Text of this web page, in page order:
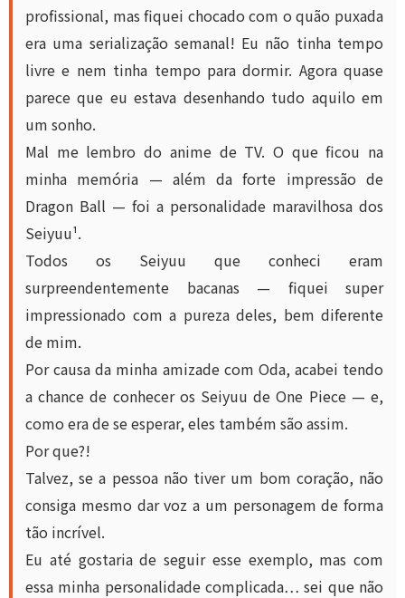
profissional, mas fiquei chocado com o quão puxada
era uma serialização semanal! Eu não tinha tempo
livre e nem tinha tempo para dormir. Agora quase
parece que eu estava desenhando tudo aquilo em
um sonho.
Mal me lembro do anime de TV. O que ficou na
minha memória — além da forte impressão de
Dragon Ball — foi a personalidade maravilhosa dos
Seiyuu¹.
Todos os Seiyuu que conheci eram
surpreendentemente bacanas — fiquei super
impressionado com a pureza deles, bem diferente
de mim.
Por causa da minha amizade com Oda, acabei tendo
a chance de conhecer os Seiyuu de One Piece — e,
como era de se esperar, eles também são assim.
Por que?!
Talvez, se a pessoa não tiver um bom coração, não
consiga mesmo dar voz a um personagem de forma
tão incrível.
Eu até gostaria de seguir esse exemplo, mas com
essa minha personalidade complicada… sei que não